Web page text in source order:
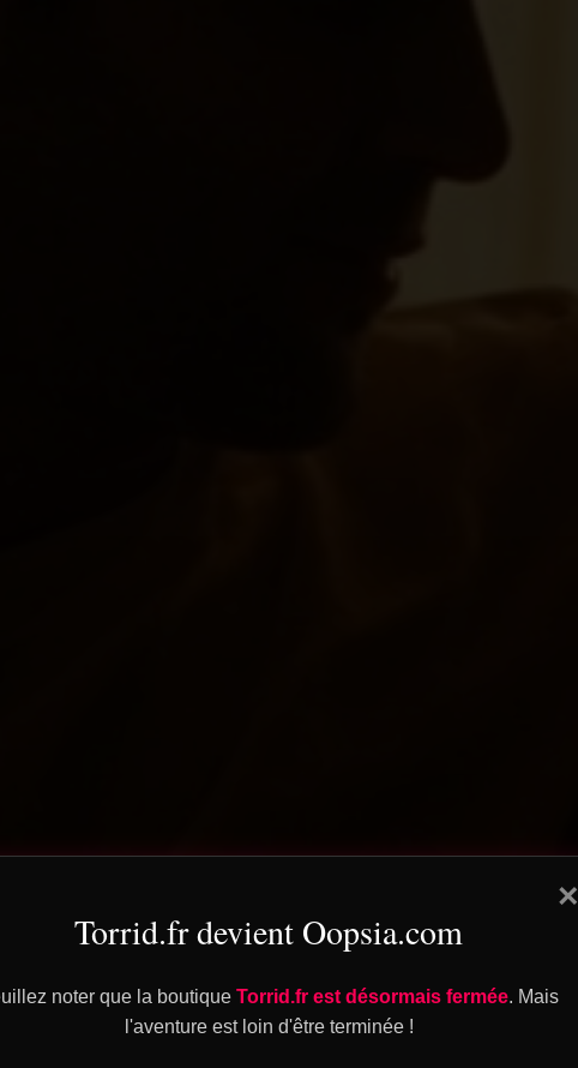
×
Torrid.fr devient Oopsia.com
noter que la boutique Torrid.fr est désormais fermée. Mais
l'aventure est loin d'être terminée !